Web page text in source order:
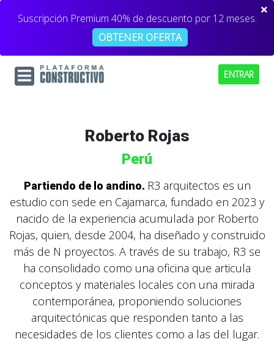
Suscripción Premium 40% de descuento por 12 meses.
OBTENER OFERTA
ENTRAR
Roberto Rojas
Perú
Partiendo de lo andino. R3 arquitectos es un
estudio con sede en Cajamarca, fundado en 2023 y
nacido de la experiencia acumulada por Roberto
Rojas, quien, desde 2004, ha diseñado y construido
más de N proyectos. A través de su trabajo, R3 se
ha consolidado como una oficina que articula
conceptos y materiales locales con una mirada
contemporánea, proponiendo soluciones
arquitectónicas que responden tanto a las
necesidades de los clientes como a las del lugar.